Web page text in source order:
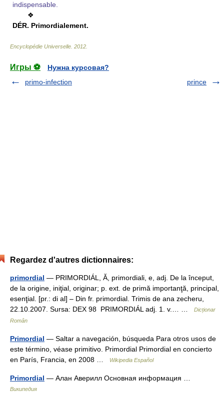
indispensable.
❖
DÉR. Primordialement.
Encyclopédie Universelle 2012
Игры ⚽
Нужна курсовая?
primo-infection
prince
Regardez d'autres dictionnaires:
primordial — PRIMORDIÁL, Ă, primordiali, e, adj. De la început,
de la origine, iniţial, originar; p. ext. de primă importanţă, principal,
esenţial. [pr.: di al] – Din fr. primordial. Trimis de ana zecheru,
22.10.2007. Sursa: DEX 98 PRIMORDIÁL adj. 1. v.… …
Dicționar
Român
Primordial — Saltar a navegación, búsqueda Para otros usos de
este término, véase primitivo. Primordial Primordial en concierto
en París, Francia, en 2008 …
Wikipedia Español
Primordial — Алан Аверилл Основная информация …
Википедия